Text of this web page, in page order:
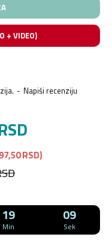
+ VIDEO)
- Napiši recenziju
19
Min
09
Sek
RSD)